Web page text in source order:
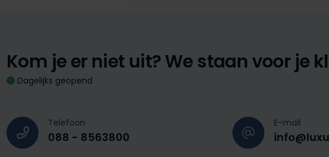
Kom je er niet uit?We staan voor je
Dagelijks geopend
Telefoon
088 - 8563800
E-mail